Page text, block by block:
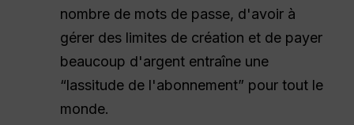
nombre de mots de passe, d'avoir à
gérer des limites de création et de payer
beaucoup d'argent entraîne une
“lassitude de l'abonnement” pour tout le
monde.